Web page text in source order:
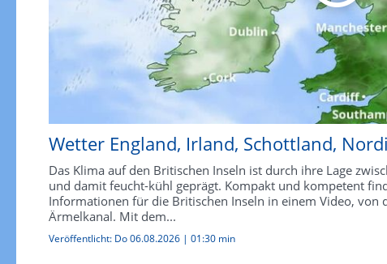
Wetter England, Irland, Schottland,
Das Klima auf den Britischen Inseln ist durch ihre Lage
und damit feucht-kühl geprägt. Kompakt und kompetent
Informationen für die Britischen Inseln in einem Video, von
Ärmelkanal. Mit dem...
Veröffentlicht: Do 06.08.2026 | 01:30 min